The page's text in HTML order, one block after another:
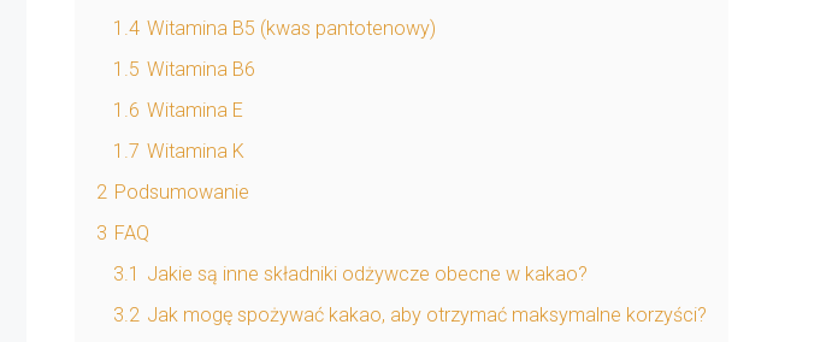
1.4 Witamina B5 (kwas pantotenowy)
1.5 Witamina B6
1.6 Witamina E
1.7 Witamina K
2 Podsumowanie
3 FAQ
3.1 Jakie są inne składniki odżywcze obecne w kakao?
3.2 Jak mogę spożywać kakao, aby otrzymać maksymalne korzyści?